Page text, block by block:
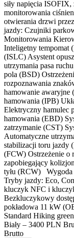
siły napięcia ISOFIX,
monitorowania
otwierania drzwi
jazdy: Czujniki
Monitorowania
Inteligetny tempomat
(ISLC) Asystent
utrzymania pasa
pola (BSD)
rozpoznawania
hamowanie awaryjne
hamowania (IPB)
Elektryczny hamulec
hamowania (EBD)
zatrzymanie (CST)
Automatyczne
stabilizacji toru jazdy
(FCW) Ostrzeżenie o
zapobiegający
tyłu (RCW) Wygoda
Tryby jazdy: Eco,
kluczyk NFC i
Bezkluczykowy
pokładowa 11 kW
Standard Hiking
Biały – 3400 PLN
Brutto